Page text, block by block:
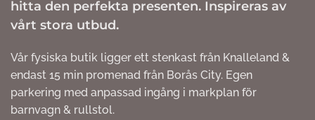
hitta den perfekta presenten. Inspireras av
vårt stora utbud.
Vår fysiska butik ligger ett stenkast från Knalleland &
endast 15 min promenad från Borås City. Egen
parkering med anpassad ingång i markplan för
barnvagn & rullstol.